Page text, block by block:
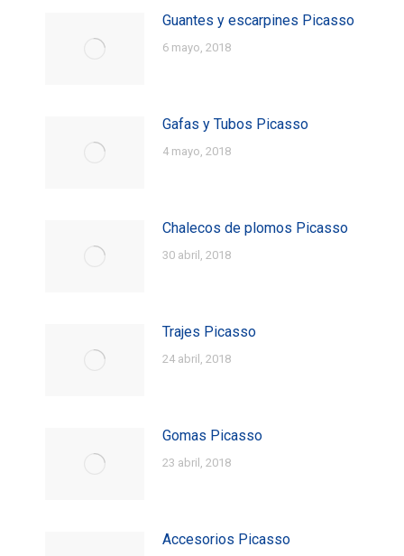
Guantes y escarpines Picasso
6 mayo, 2018
Gafas y Tubos Picasso
4 mayo, 2018
Chalecos de plomos Picasso
30 abril, 2018
Trajes Picasso
24 abril, 2018
Gomas Picasso
23 abril, 2018
Accesorios Picasso